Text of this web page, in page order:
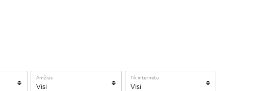
Amžius
Visi
Tik internetu
Visi